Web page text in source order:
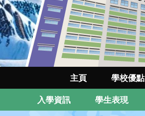
主頁 學校優點
入學資訊 學生表現